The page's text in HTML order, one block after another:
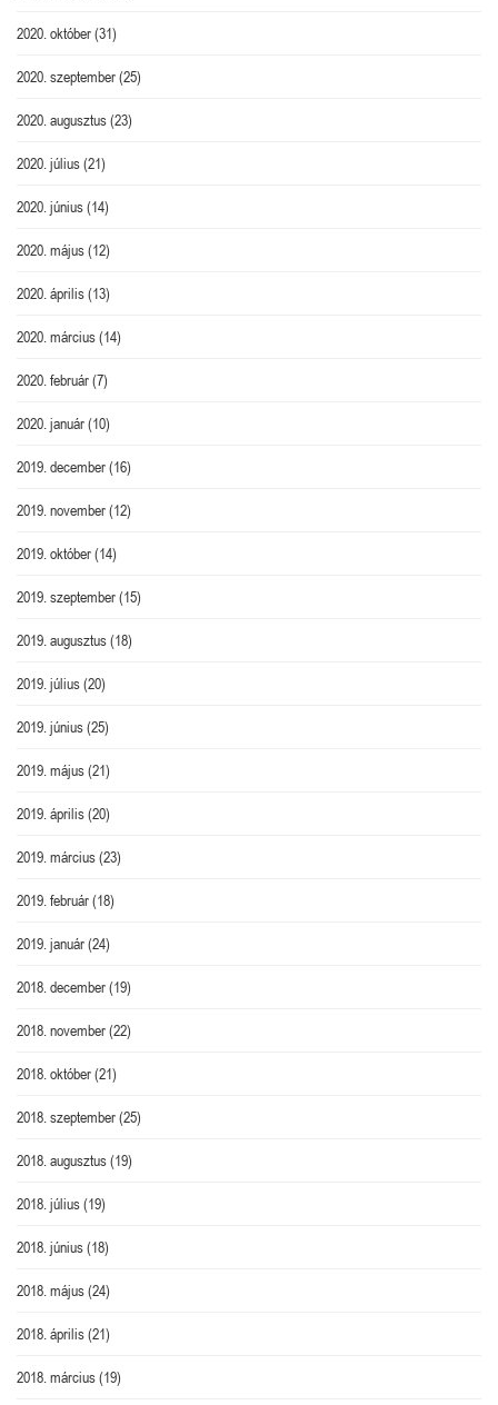
2020. október(31)
2020. szeptember(25)
2020. augusztus(23)
2020. július(21)
2020. június(14)
2020. május(12)
2020. április(13)
2020. március(14)
2020. február(7)
2020. január(10)
2019. december(16)
2019. november(12)
2019. október(14)
2019. szeptember(15)
2019. augusztus(18)
2019. július(20)
2019. június(25)
2019. május(21)
2019. április(20)
2019. március(23)
2019. február(18)
2019. január(24)
2018. december(19)
2018. november(22)
2018. október(21)
2018. szeptember(25)
2018. augusztus(19)
2018. július(19)
2018. június(18)
2018. május(24)
2018. április(21)
2018. március(19)